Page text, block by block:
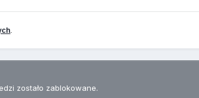
.
zostało zablokowane.